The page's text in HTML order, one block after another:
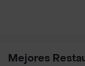
Mejores